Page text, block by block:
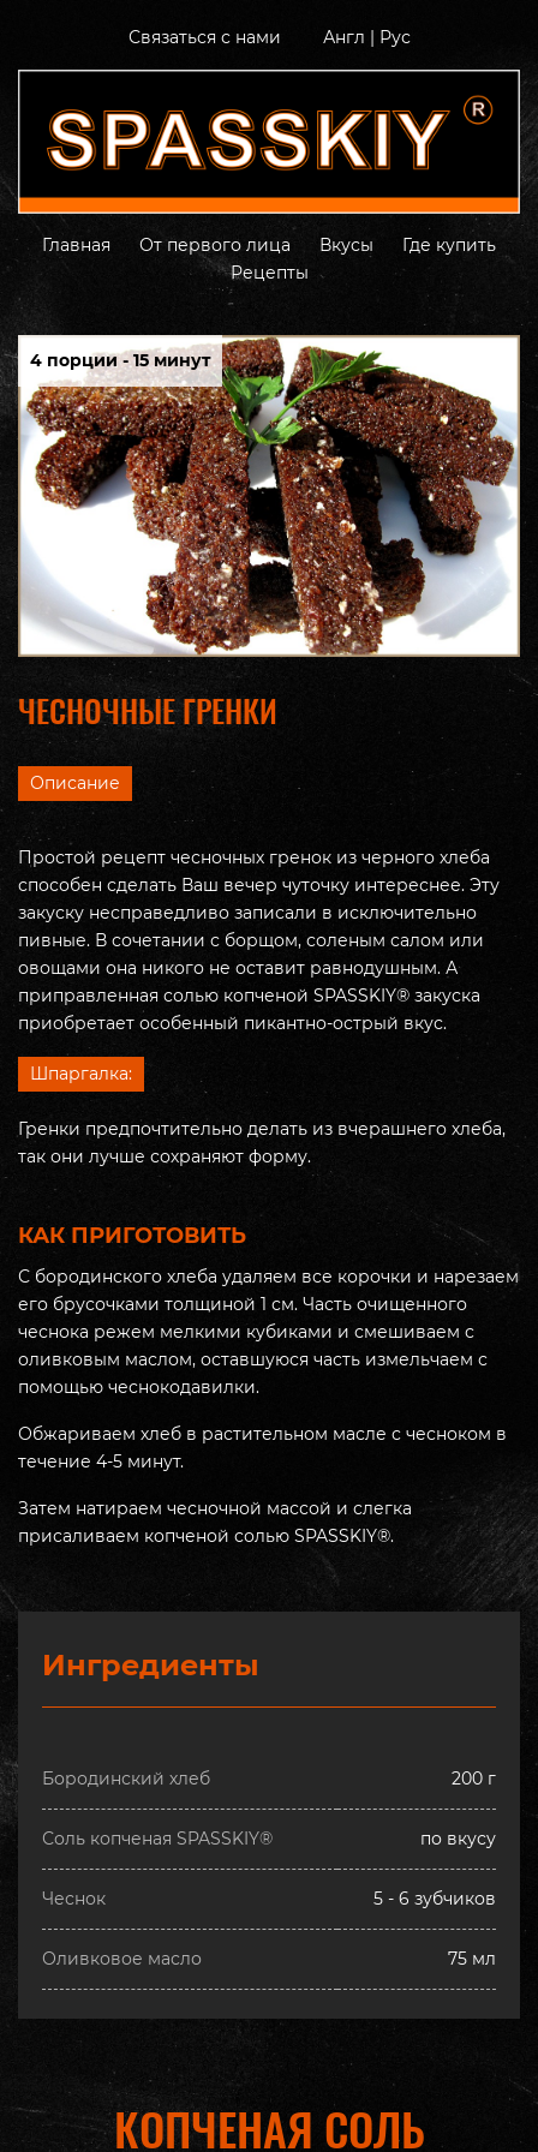
Связаться с нами Англ | Рус
Главная От первого лица Вкусы
Где купить
Рецепты
4 порции - 15 минут
ЧЕСНОЧНЫЕ ГРЕНКИ
Описание
Простой рецепт чесночных гренок из черного хлеба
способен сделать Ваш вечер чуточку интереснее. Эту
закуску несправедливо записали в исключительно
пивные. В сочетании с борщом, соленым салом или
овощами она никого не оставит равнодушным. А
приправленная солью копченой SPASSKIY® закуска
приобретает особенный пикантно-острый вкус.
Шпаргалка:
Гренки предпочтительно делать из вчерашнего хлеба,
так они лучше сохраняют форму.
КАК ПРИГОТОВИТЬ
С бородинского хлеба удаляем все корочки и нарезаем
его брусочками толщиной 1 см. Часть очищенного
чеснока режем мелкими кубиками и смешиваем с
оливковым маслом, оставшуюся часть измельчаем с
помощью чеснокодавилки.
Обжариваем хлеб в растительном масле с чесноком в
течение 4-5 минут.
Затем натираем чесночной массой и слегка
присаливаем копченой солью SPASSKIY®.
Ингредиенты
Бородинский хлеб 200 г
Соль копченая SPASSKIY® по вкусу
Чеснок 5 - 6 зубчиков
Оливковое масло 75 мл
КОПЧЕНАЯ СОЛЬ